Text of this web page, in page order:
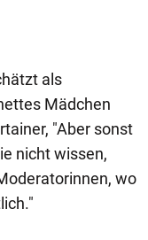
als
Mädchen
"Aber sonst
nicht wissen,
wo